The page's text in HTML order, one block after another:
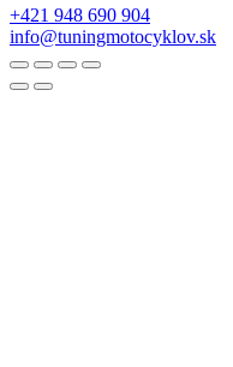
+421 948 690 904
info@tuningmotocyklov.sk